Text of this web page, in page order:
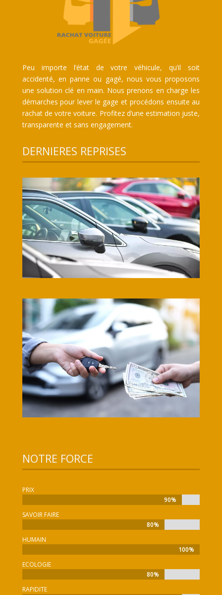
Peu importe l’état de votre véhicule, qu’il soit
accidenté, en panne ou gagé, nous vous proposons
une solution clé en main. Nous prenons en charge les
démarches pour lever le gage et procédons ensuite au
rachat de votre voiture. Profitez d’une estimation juste,
transparente et sans engagement.
DERNIERES REPRISES
NOTRE FORCE
PRIX
90%
90%
SAVOIR FAIRE
80%
80%
HUMAIN
100%
100%
ECOLOGIE
80%
80%
RAPIDITE